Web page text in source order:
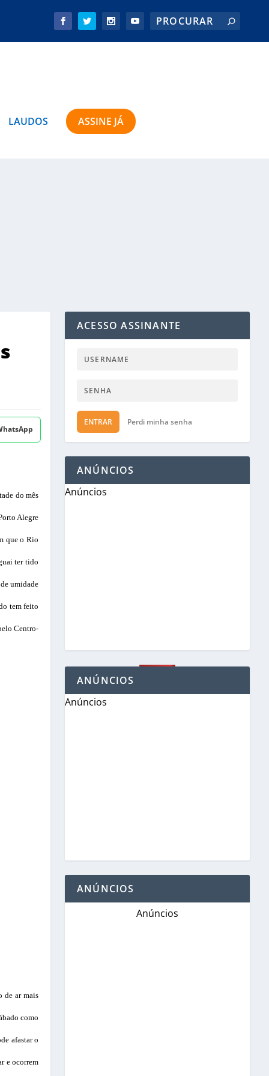
LAUDOS ASSINE JÁ
do mês
Alegre
que o Rio
ter tido
umidade
tem feito
Centro-
de ar mais
como
afastar o
e ocorrem
ACESSO ASSINANTE
ENTRAR Perdi minha senha
ANÚNCIOS
Anúncios
ANÚNCIOS
Anúncios
ANÚNCIOS
Anúncios